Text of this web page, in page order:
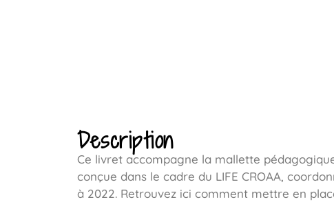
Description
Ce livret accompagne la mallette
conçue dans le cadre du LIFE CROAA,
à 2022. Retrouvez ici comment mettre en